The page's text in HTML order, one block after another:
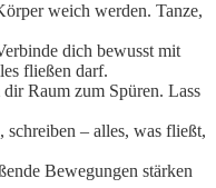
weich werden. Tanze,
dich bewusst mit
fließen darf.
Raum zum Spüren. Lass
schreiben – alles, was fließt,
Bewegungen stärken